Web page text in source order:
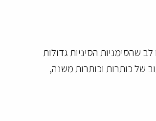
שהסימניות הסיניות גדולות
של כותרות וכותרות משנה,